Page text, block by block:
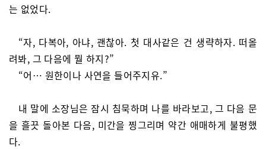
는 없었다.
“자, 다복아, 아냐, 괜찮아. 첫 대사같은 건 생략하자. 떠올
려봐, 그 다음에 뭘 하지?”
“어… 원한이나 사연을 들어주지유.”
내 말에 소장님은 잠시 침묵하며 나를 바라보고, 그 다음 문
을 흘끗 돌아본 다음, 미간을 찡그리며 약간 애매하게 불평했
다.